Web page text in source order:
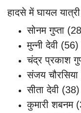
हादसे में घायल यात्री
सोनम गुप्ता
मुन्नी देवी (56)
चंद्र प्रकाश
संजय
सीता देवी (38)
कुमारी शबनम